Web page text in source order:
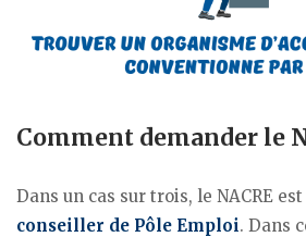
Comment demander le
Dans un cas sur trois, le NACRE est
conseiller de Pôle Emploi. Dans